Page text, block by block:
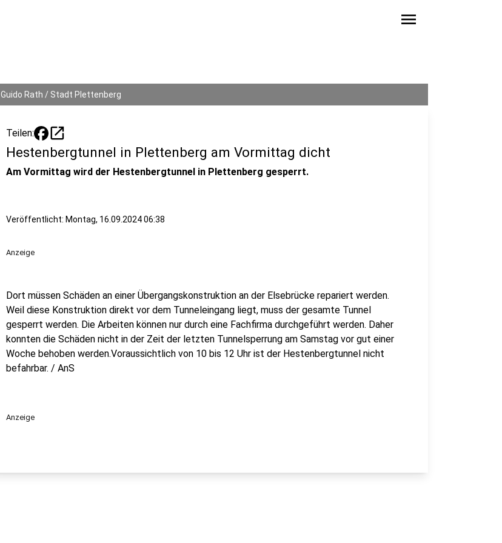
menu
Guido Rath / Stadt Plettenberg
Teilen: open_in_new
Hestenbergtunnel in Plettenberg am Vormittag dicht
Am Vormittag wird der Hestenbergtunnel in Plettenberg gesperrt.
Veröffentlicht: Montag, 16.09.2024 06:38
Anzeige
Dort müssen Schäden an einer Übergangskonstruktion an der Elsebrücke repariert werden.
Weil diese Konstruktion direkt vor dem Tunneleingang liegt, muss der gesamte Tunnel
gesperrt werden. Die Arbeiten können nur durch eine Fachfirma durchgeführt werden. Daher
konnten die Schäden nicht in der Zeit der letzten Tunnelsperrung am Samstag vor gut einer
Woche behoben werden.Voraussichtlich von 10 bis 12 Uhr ist der Hestenbergtunnel nicht
befahrbar. / AnS
Anzeige